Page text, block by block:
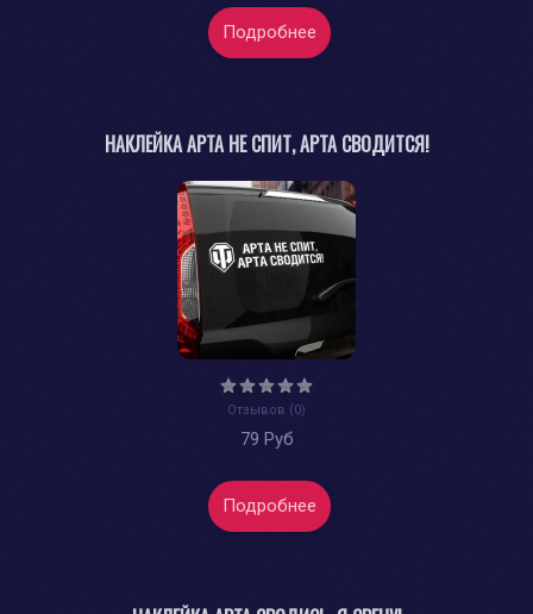
Подробнее
НАКЛЕЙКА АРТА НЕ СПИТ, АРТА СВОДИТСЯ!
Отзывов (0)
79 Руб
Подробнее